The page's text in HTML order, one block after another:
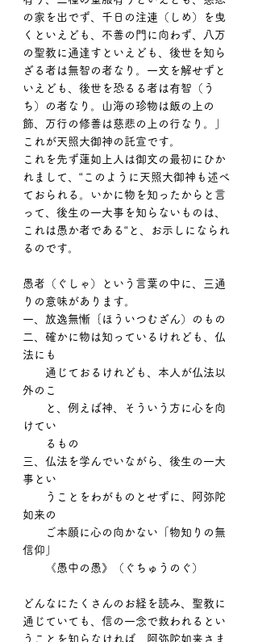
の家を出でず、千日の注連（しめ）を曳
くといえども、不善の門に向わず、八万
の聖教に通達すといえども、後世を知ら
ざる者は無智の者なり。一文を解せずと
いえども、後世を恐るる者は有智（う
ち）の者なり。山海の珍物は飯の上の
飾、万行の修善は慈悲の上の行なり。」
これが天照大御神の託宣です。
これを先ず蓮如上人は御文の最初にひか
れまして、“このように天照大御神も述べ
ておられる。いかに物を知ったからと言
って、後生の一大事を知らないものは、
これは愚か者である“と、お示しになられ
るのです。
愚者（ぐしゃ）という言葉の中に、三通
りの意味があります。
一、放逸無慚｛ほういつむざん）のもの
二、確かに物は知っているけれども、仏
法にも
通じておるけれども、本人が仏法以
外のこ
と、例えば神、そういう方に心を向
けてい
るもの
三、仏法を学んでいながら、後生の一大
事とい
うことをわがものとせずに、阿弥陀
如来の
ご本願に心の向かない「物知りの無
信仰」
《愚中の愚》（ぐちゅうのぐ）
どんなにたくさんのお経を読み、聖教に
通じていても、信の一念で救われるとい
うことを知らなければ、阿弥陀如来さま